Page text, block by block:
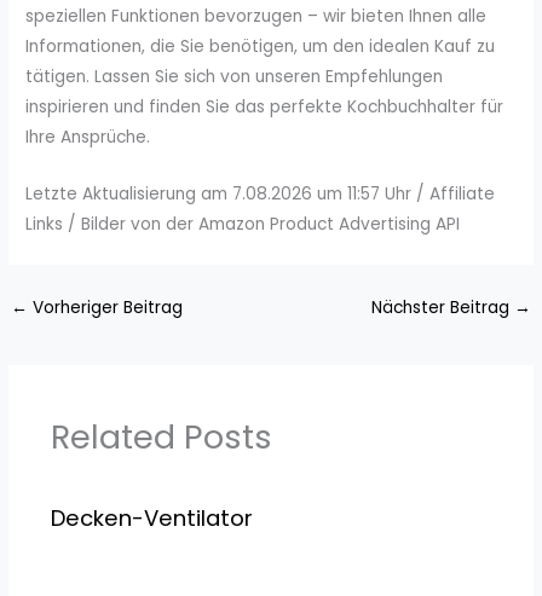
speziellen Funktionen bevorzugen – wir bieten Ihnen alle
Informationen, die Sie benötigen, um den idealen Kauf zu
tätigen. Lassen Sie sich von unseren Empfehlungen
inspirieren und finden Sie das perfekte Kochbuchhalter für
Ihre Ansprüche.
Letzte Aktualisierung am 7.08.2026 um 11:57 Uhr / Affiliate
Links / Bilder von der Amazon Product Advertising API
← Vorheriger Beitrag Nächster Beitrag →
Related Posts
Decken-Ventilator